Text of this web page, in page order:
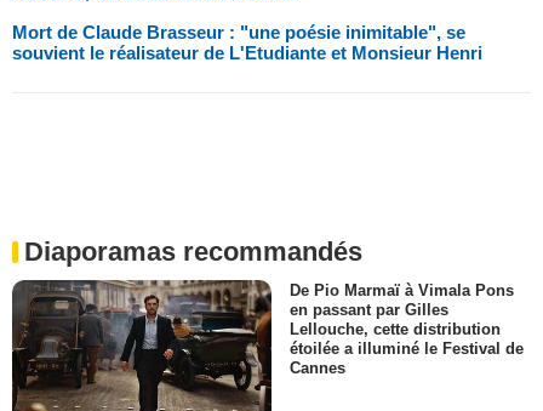
Mort de Claude Brasseur : "une poésie inimitable", se
souvient le réalisateur de L'Etudiante et Monsieur Henri
Diaporamas recommandés
De Pio Marmaï à Vimala Pons
en passant par Gilles
Lellouche, cette distribution
étoilée a illuminé le Festival de
Cannes